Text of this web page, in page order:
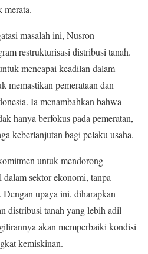
merata.
masalah ini, Nusron
restrukturisasi distribusi tanah.
mencapai keadilan dalam
memastikan pemerataan dan
Ia menambahkan bahwa
hanya berfokus pada pemeratan,
keberlanjutan bagi pelaku usaha.
untuk mendorong
sektor ekonomi, tanpa
Dengan upaya ini, diharapkan
distribusi tanah yang lebih adil
akan memperbaiki kondisi
kemiskinan.